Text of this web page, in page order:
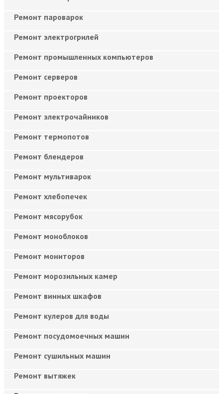
Ремонт пароварок
Ремонт электрогрилей
Ремонт промышленных компьютеров
Ремонт серверов
Ремонт проекторов
Ремонт электрочайников
Ремонт термопотов
Ремонт блендеров
Ремонт мультиварок
Ремонт хлебопечек
Ремонт мясорубок
Ремонт моноблоков
Ремонт мониторов
Ремонт морозильных камер
Ремонт винных шкафов
Ремонт кулеров для воды
Ремонт посудомоечных машин
Ремонт сушильных машин
Ремонт вытяжек